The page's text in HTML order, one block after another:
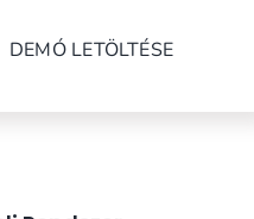
DEMÓ LETÖLTÉSE